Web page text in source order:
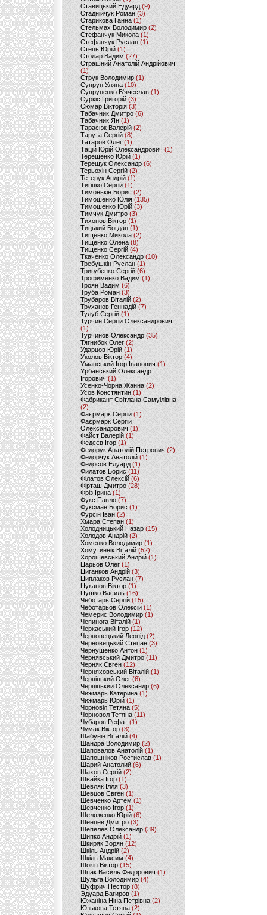
Ставицький Едуард (9)
Стаднійчук Роман(3)
Старикова Ганна (1)
Стельмах Володимир(2)
Стефанчук Микола (1)
Стефанчук Руслан (1)
Стець Юрій (1)
Столар Вадим(27)
Страшний Анатолій Андрійович
(1)
Струк Володимир (1)
Супрун Уляна (10)
Супруненко В'ячеслав (1)
Суркіс Григорій (3)
Сюмар Вікторія (3)
Табачник Дмитро (6)
Табачник Ян(1)
Тарасюк Валерій (2)
Тарута Сергій (8)
Татаров Олег(1)
Тацій Юрій Олександрович(1)
Терещенко Юрій(1)
Терещук Олександр(6)
Терьохін Сергій (2)
Тетерук Андрій (1)
Тигіпко Сергій(1)
Тимонькін Борис (2)
Тимошенко Юлія (135)
Тимошенко Юрій(3)
Тимчук Дмитро (3)
Тихонов Віктор (1)
Тицький Богдан (1)
Тищенко Микола (2)
Тищенко Олена (8)
Тищенко Сергій (4)
Ткаченко Олександр (10)
Требушкін Руслан (1)
Тригубенко Сергій(6)
Трофименко Вадим (1)
Троян Вадим (6)
Труба Роман(3)
Трубаров Віталій (2)
Труханов Геннадій (7)
Тулуб Сергій(1)
Турчин Сергій Олександрович
(1)
Турчинов Олександр(35)
Тягнибок Олег (2)
Ударцов Юрій (1)
Уколов Віктор(4)
Уманський Ігор Іванович(1)
Урбанський Олександр
Ігорович (1)
Усенко-Чорна Жанна (2)
Усов Констянтин(1)
Фабрикант Світлана Самуілівна
(2)
Фаєрмарк Сергій(1)
Фаєрмарк Сергій
Олександрович (1)
Файст Валерій(1)
Федєєв Ігор (1)
Федорук Анатолій Петрович (2)
Федорчук Анатолій (1)
Федосов Едуард (1)
Филатов Борис (11)
Філатов Олексій (6)
Фірташ Дмитро (28)
Фріз Ірина (1)
Фукс Павло (7)
Фуксман Борис (1)
Фурсін Іван (2)
Хмара Степан(1)
Холодницький Назар(15)
Холодов Андрій (2)
Хоменко Володимир (1)
Хомутиннік Віталій (52)
Хорошевський Андрій (1)
Царьов Олег (1)
Циганков Андрій (3)
Циплаков Руслан(7)
Цуканов Віктор (1)
Цушко Василь (16)
Чеботарь Сергій (15)
Чеботарьов Олексій (1)
Чемерис Володимир (1)
Чепинога Віталій (1)
Черкаський Ігор (12)
Черновецький Леонід(2)
Черновецький Степан (3)
Чернушенко Антон (1)
Чернявський Дмитро(11)
Черняк Євген(12)
Черняховський Віталій (1)
Черпіцький Олег (6)
Черпіцький Олександр (6)
Чижмарь Катерина (1)
Чижмарь Юрій (1)
Чорновіл Тетяна (5)
Чорновол Тетяна (11)
Чубаров Рефат (1)
Чумак Віктор(3)
Шабунін Віталій (4)
Шандра Володимир (2)
Шаповалов Анатолій(1)
Шапошніков Ростислав(1)
Шарий Анатолий(6)
Шахов Сергій(2)
Швайка Ігор (1)
Шевляк Ілля (3)
Шевцов Євген (1)
Шевченко Артем(1)
Шевченко Ігор(1)
Шеляженко Юрій (6)
Шенцев Дмитро (3)
Шепелев Олександр (39)
Шипко Андрій(1)
Шкиряк Зорян(12)
Шкіль Андрій(2)
Шкіль Максим (4)
Шокін Віктор (15)
Шпак Василь Федорович (1)
Шульга Володимир (4)
Шуфрич Нестор(8)
Эдуард Багиров (1)
Южаніна Ніна Петрівна (2)
Юзькова Тетяна(2)